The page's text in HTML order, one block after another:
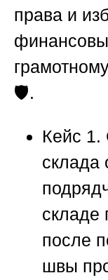
права и
🛡️.
Кейс 1.
склада
складе
после
швы